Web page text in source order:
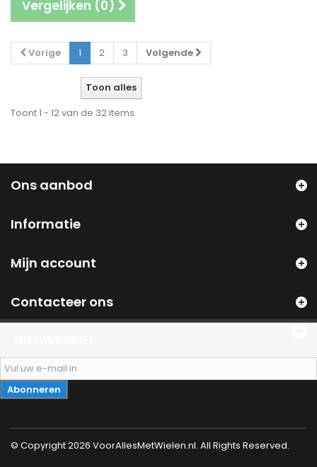
Vergelijken (0)
Vorige 1 2 3 Volgende
Toon alles
Toont 1 - 12 van de 32 items
Ons aanbod
Informatie
© Copyright 2026 VoorAllesMetWielen.nl. All Rights Reserved.
Mijn account
Contacteer ons
Abonneren